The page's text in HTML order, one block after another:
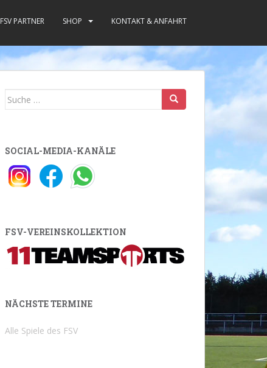
FSV PARTNER SHOP KONTAKT & ANFAHRT
Suche
SOCIAL-MEDIA-KANÄLE
FSV-VEREINSKOLLEKTION
NÄCHSTE TERMINE
Alle Spiele des FSV